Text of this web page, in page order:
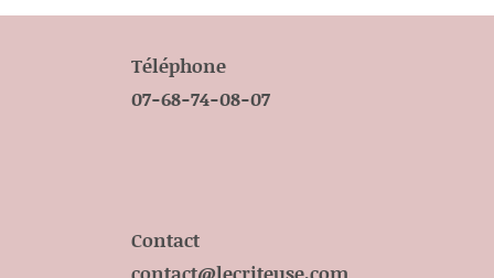
Téléphone
07-68-74-08-07
Contact
contact@lecriteuse.com